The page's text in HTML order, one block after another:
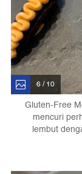
6 / 10
Gluten-Free
mencuri
lembut